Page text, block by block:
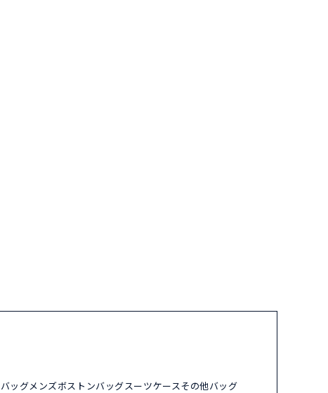
バッグメンズボストンバッグスーツケースその他バッグ